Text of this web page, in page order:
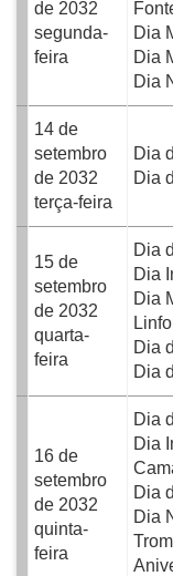
de 2032
segunda-
feira
Dia
Dia
Dia
14 de
setembro
de 2032
terça-feira
Dia
Dia
15 de
setembro
de 2032
quarta-
feira
Dia
Dia
Dia
Dia
Dia
16 de
setembro
de 2032
quinta-
feira
Dia
Dia
Dia
Dia